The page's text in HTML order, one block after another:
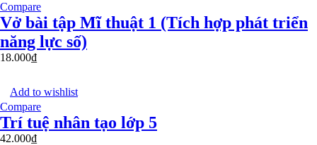
Compare
Vở bài tập Mĩ thuật 1 (Tích hợp phát triển
năng lực số)
18.000₫
Add to wishlist
Compare
Trí tuệ nhân tạo lớp 5
42.000₫